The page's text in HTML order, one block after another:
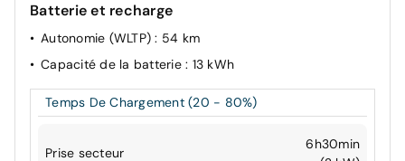
Batterie et recharge
Autonomie (WLTP): 54 km
Capacité de la batterie : 13 kWh
Temps De Chargement (20 - 80%)
Prise secteur
6h30min